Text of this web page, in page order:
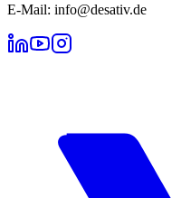
E-Mail: info@desativ.de